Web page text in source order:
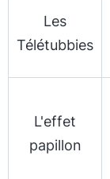
Les
Télétubbies
L'effet
papillon